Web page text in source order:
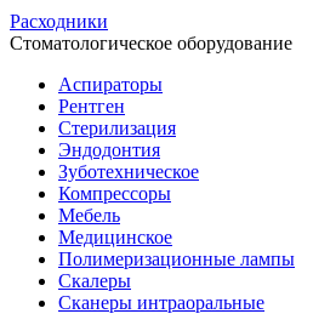
Расходники
Стоматологическое оборудование
Аспираторы
Рентген
Стерилизация
Эндодонтия
Зуботехническое
Компрессоры
Мебель
Медицинское
Полимеризационные лампы
Скалеры
Сканеры интраоральные